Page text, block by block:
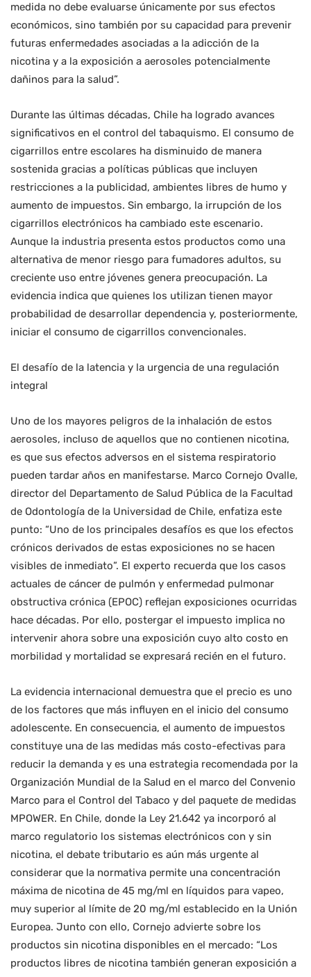
medida no debe evaluarse únicamente por sus efectos
económicos, sino también por su capacidad para prevenir
futuras enfermedades asociadas a la adicción de la
nicotina y a la exposición a aerosoles potencialmente
dañinos para la salud”.
Durante las últimas décadas, Chile ha logrado avances
significativos en el control del tabaquismo. El consumo de
cigarrillos entre escolares ha disminuido de manera
sostenida gracias a políticas públicas que incluyen
restricciones a la publicidad, ambientes libres de humo y
aumento de impuestos. Sin embargo, la irrupción de los
cigarrillos electrónicos ha cambiado este escenario.
Aunque la industria presenta estos productos como una
alternativa de menor riesgo para fumadores adultos, su
creciente uso entre jóvenes genera preocupación. La
evidencia indica que quienes los utilizan tienen mayor
probabilidad de desarrollar dependencia y, posteriormente,
iniciar el consumo de cigarrillos convencionales.
El desafío de la latencia y la urgencia de una regulación
integral
Uno de los mayores peligros de la inhalación de estos
aerosoles, incluso de aquellos que no contienen nicotina,
es que sus efectos adversos en el sistema respiratorio
pueden tardar años en manifestarse. Marco Cornejo Ovalle,
director del Departamento de Salud Pública de la Facultad
de Odontología de la Universidad de Chile, enfatiza este
punto: “Uno de los principales desafíos es que los efectos
crónicos derivados de estas exposiciones no se hacen
visibles de inmediato”. El experto recuerda que los casos
actuales de cáncer de pulmón y enfermedad pulmonar
obstructiva crónica (EPOC) reflejan exposiciones ocurridas
hace décadas. Por ello, postergar el impuesto implica no
intervenir ahora sobre una exposición cuyo alto costo en
morbilidad y mortalidad se expresará recién en el futuro.
La evidencia internacional demuestra que el precio es uno
de los factores que más influyen en el inicio del consumo
adolescente. En consecuencia, el aumento de impuestos
constituye una de las medidas más costo-efectivas para
reducir la demanda y es una estrategia recomendada por la
Organización Mundial de la Salud en el marco del Convenio
Marco para el Control del Tabaco y del paquete de medidas
MPOWER. En Chile, donde la Ley 21.642 ya incorporó al
marco regulatorio los sistemas electrónicos con y sin
nicotina, el debate tributario es aún más urgente al
considerar que la normativa permite una concentración
máxima de nicotina de 45 mg/ml en líquidos para vapeo,
muy superior al límite de 20 mg/ml establecido en la Unión
Europea. Junto con ello, Cornejo advierte sobre los
productos sin nicotina disponibles en el mercado: “Los
productos libres de nicotina también generan exposición a